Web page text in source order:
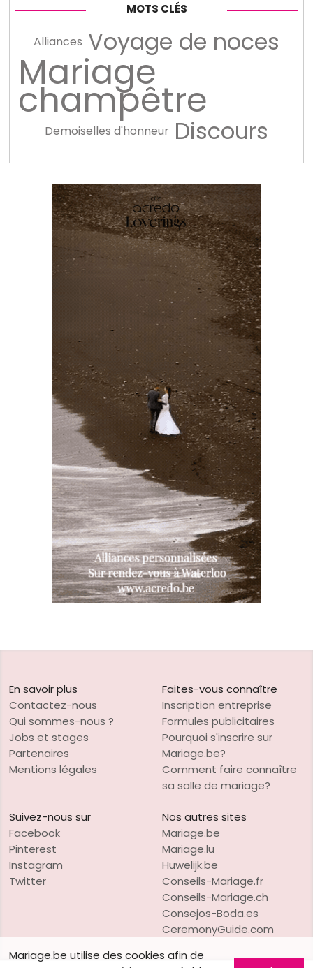
MOTS CLÉS
Alliances Voyage de noces
Mariage
champêtre
Demoiselles d'honneur Discours
En savoir plus
Contactez-nous
Qui sommes-nous ?
Jobs et stages
Partenaires
Mentions légales
Faites-vous connaître
Inscription entreprise
Formules publicitaires
Pourquoi s'inscrire sur
Mariage.be?
Comment faire connaître
sa salle de mariage?
Suivez-nous sur
Facebook
Pinterest
Instagram
Twitter
Nos autres sites
Mariage.be
Mariage.lu
Huwelijk.be
Conseils-Mariage.fr
Conseils-Mariage.ch
Consejos-Boda.es
CeremonyGuide.com
Mariage.be utilise des cookies afin de